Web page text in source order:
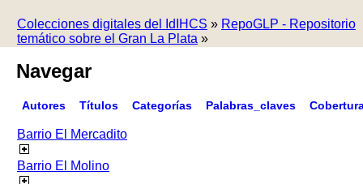
Colecciones digitales del IdIHCS » RepoGLP - Repositorio
temático sobre el Gran La Plata »
Navegar
Autores Títulos Categorías Palabras_claves
Barrio El Mercadito
Barrio El Molino